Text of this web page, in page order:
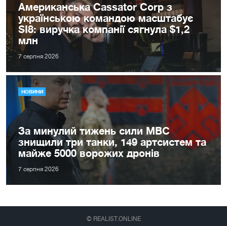
Американська Cassator Corp з
українською командою масштабує
SI8: виручка компанії сягнула $1,2
млн
7 серпня 2026
НОВИНИ
За минулий тижень сили МВС
знищили три танки, 149 артсистем та
майже 5000 ворожих дронів
7 серпня 2026
© REALIST.ONLINE